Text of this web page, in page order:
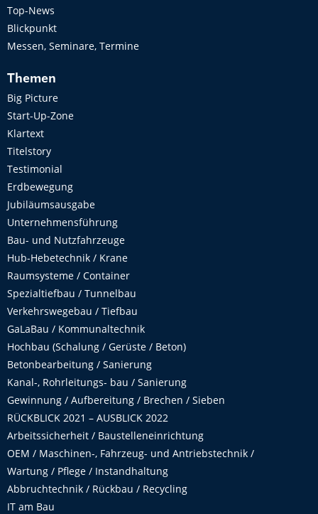
Top-News
Blickpunkt
Messen, Seminare, Termine
Themen
Big Picture
Start-Up-Zone
Klartext
Titelstory
Testimonial
Erdbewegung
Jubiläumsausgabe
Unternehmensführung
Bau- und Nutzfahrzeuge
Hub-Hebetechnik / Krane
Raumsysteme / Container
Spezialtiefbau / Tunnelbau
Verkehrswegebau / Tiefbau
GaLaBau / Kommunaltechnik
Hochbau (Schalung / Gerüste / Beton)
Betonbearbeitung / Sanierung
Kanal-, Rohrleitungs- bau / Sanierung
Gewinnung / Aufbereitung / Brechen / Sieben
RÜCKBLICK 2021 – AUSBLICK 2022
Arbeitssicherheit / Baustelleneinrichtung
OEM / Maschinen-, Fahrzeug- und Antriebstechnik /
Wartung / Pflege / Instandhaltung
Abbruchtechnik / Rückbau / Recycling
IT am Bau